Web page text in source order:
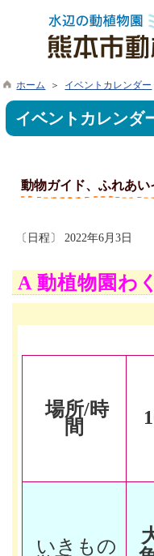
ホーム ＞ イベントカレンダー
イベントカレンダ
動物ガイド、ふれあ
〔日程〕 2022年6月3日
A 動植物園わ
場所/時
間
いきもの